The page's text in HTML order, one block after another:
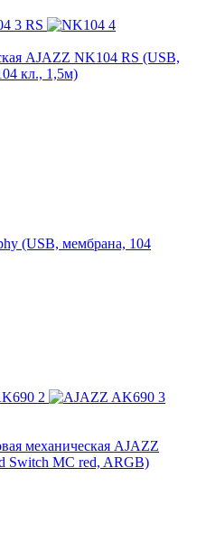
AJAZZ NK104 RS (USB,
кл., 1,5м)
(USB, мембрана, 104
механическая AJAZZ
Switch MC red, ARGB)